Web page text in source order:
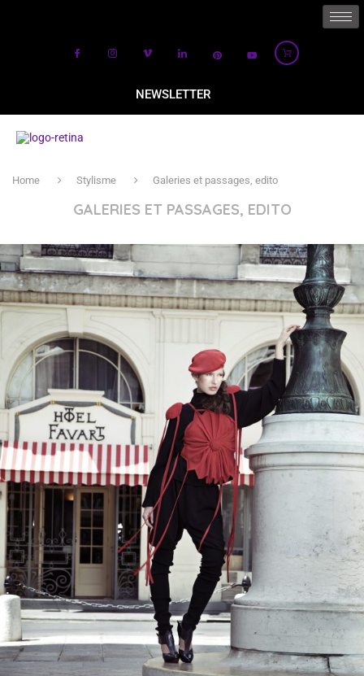
NEWSLETTER
Home Stylisme Galeries et passages, edito
GALERIES ET PASSAGES, EDITO